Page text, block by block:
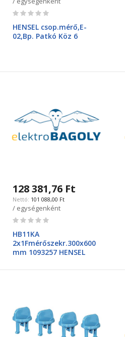
Rating:
HENSEL csop.mérő,E-
02,Bp. Patkó Köz 6
128 381,76 Ft
101 088,00 Ft
/ egységenként
Rating:
HB11KA
2x1Fmérőszekr.300x600
mm 1093257 HENSEL